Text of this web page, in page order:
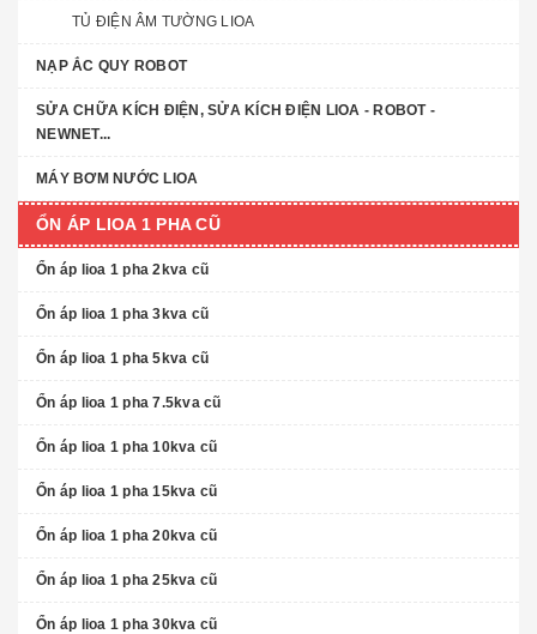
TỦ ĐIỆN ÂM TƯỜNG LIOA
NẠP ẮC QUY ROBOT
SỬA CHỮA KÍCH ĐIỆN, SỬA KÍCH ĐIỆN LIOA - ROBOT -
NEWNET...
MÁY BƠM NƯỚC LIOA
ỔN ÁP LIOA 1 PHA CŨ
Ổn áp lioa 1 pha 2kva cũ
Ổn áp lioa 1 pha 3kva cũ
Ổn áp lioa 1 pha 5kva cũ
Ổn áp lioa 1 pha 7.5kva cũ
Ổn áp lioa 1 pha 10kva cũ
Ổn áp lioa 1 pha 15kva cũ
Ổn áp lioa 1 pha 20kva cũ
Ổn áp lioa 1 pha 25kva cũ
Ổn áp lioa 1 pha 30kva cũ